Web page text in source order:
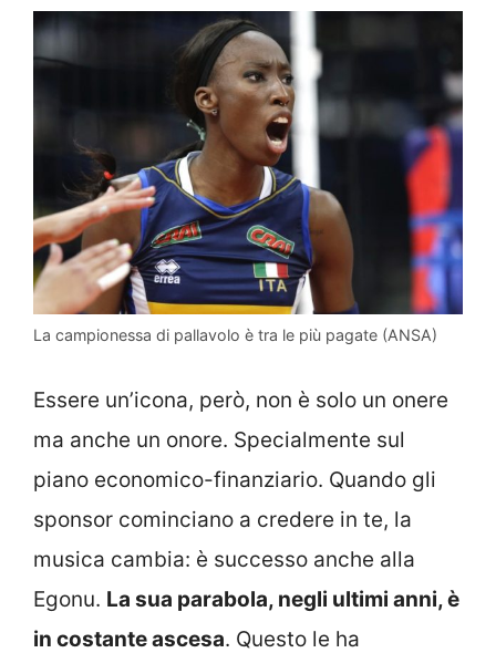
La campionessa di pallavolo è tra le più pagate (ANSA)
Essere un’icona, però, non è solo un onere
ma anche un onore. Specialmente sul
piano economico-finanziario. Quando gli
sponsor cominciano a credere in te, la
musica cambia: è successo anche alla
Egonu. La sua parabola, negli ultimi anni, è
in costante ascesa. Questo le ha